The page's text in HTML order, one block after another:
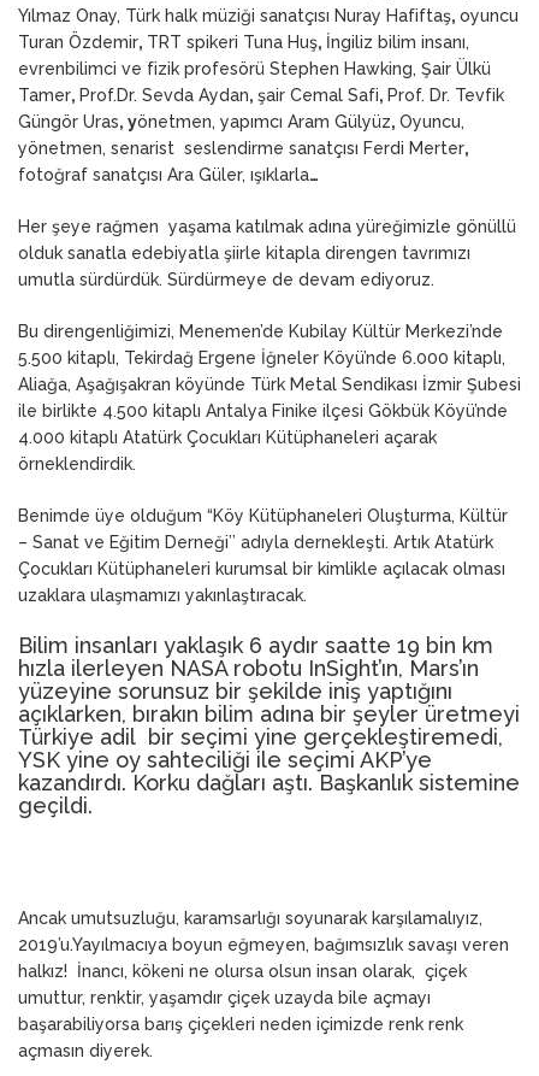
Yılmaz Onay, Türk halk müziği sanatçısı Nuray Hafiftaş, oyuncu
Turan Özdemir, TRT spikeri Tuna Huş, İngiliz bilim insanı,
evrenbilimci ve fizik profesörü Stephen Hawking, Şair Ülkü
Tamer, Prof.Dr. Sevda Aydan, şair Cemal Safi, Prof. Dr. Tevfik
Güngör Uras, yönetmen, yapımcı Aram Gülyüz, Oyuncu,
yönetmen, senarist seslendirme sanatçısı Ferdi Merter,
fotoğraf sanatçısı Ara Güler, ışıklarla…
Her şeye rağmen yaşama katılmak adına yüreğimizle gönüllü
olduk sanatla edebiyatla şiirle kitapla direngen tavrımızı
umutla sürdürdük. Sürdürmeye de devam ediyoruz.
Bu direngenliğimizi, Menemen’de Kubilay Kültür Merkezi’nde
5.500 kitaplı, Tekirdağ Ergene İğneler Köyü’nde 6.000 kitaplı,
Aliağa, Aşağışakran köyünde Türk Metal Sendikası İzmir Şubesi
ile birlikte 4.500 kitaplı Antalya Finike ilçesi Gökbük Köyü’nde
4.000 kitaplı Atatürk Çocukları Kütüphaneleri açarak
örneklendirdik.
Benimde üye olduğum “Köy Kütüphaneleri Oluşturma, Kültür
– Sanat ve Eğitim Derneği’’ adıyla dernekleşti. Artık Atatürk
Çocukları Kütüphaneleri kurumsal bir kimlikle açılacak olması
uzaklara ulaşmamızı yakınlaştıracak.
Bilim insanları yaklaşık 6 aydır saatte 19 bin km
hızla ilerleyen NASA robotu InSight’ın, Mars’ın
yüzeyine sorunsuz bir şekilde iniş yaptığını
açıklarken, bırakın bilim adına bir şeyler üretmeyi
Türkiye adil bir seçimi yine gerçekleştiremedi,
YSK yine oy sahteciliği ile seçimi AKP’ye
kazandırdı. Korku dağları aştı. Başkanlık sistemine
geçildi.
Ancak umutsuzluğu, karamsarlığı soyunarak karşılamalıyız,
2019’u.Yayılmacıya boyun eğmeyen, bağımsızlık savaşı veren
halkız! İnancı, kökeni ne olursa olsun insan olarak, çiçek
umuttur, renktir, yaşamdır çiçek uzayda bile açmayı
başarabiliyorsa barış çiçekleri neden içimizde renk renk
açmasın diyerek.